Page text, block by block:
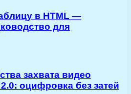
в HTML —
для
захвата видео
оцифровка без затей